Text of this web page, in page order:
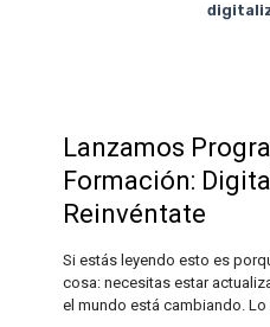
Lanzamos
Formación:
Reinvéntate
Si estás leyendo esto es
cosa: necesitas estar
el mundo está cambiando. Lo